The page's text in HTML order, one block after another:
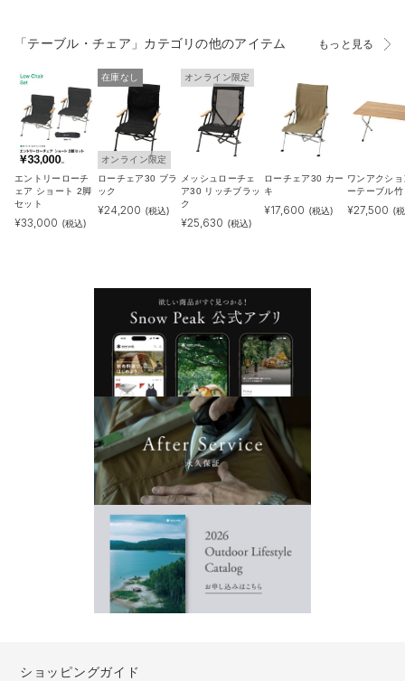
「テーブル・チェア」カテゴリの他のアイテム もっと見る
エントリーローチ
ェア ショート 2脚
セット
¥33,000 (税込)
在庫なし
オンライン限定
ローチェア30 ブラ
ック
¥24,200 (税込)
オンライン限定
メッシュローチェ
ア30 リッチブラッ
ク
¥25,630 (税込)
ローチェア30 カー
キ
¥17,600 (税込)
ワンアクショ
ーテーブル竹
¥27,500 (
ショッピングガイド